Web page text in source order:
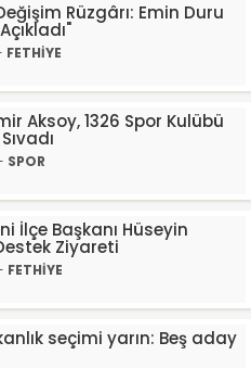
Rüzgârı: Emin Duru
FETHİYE
Aksoy, 1326 Spor Kulübü
SPOR
İlçe Başkanı Hüseyin
Ziyareti
FETHİYE
seçimi yarın: Beş aday